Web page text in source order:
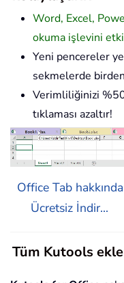
Word, Excel,
okuma işlevini
Yeni pencereler
sekmelerde
Verimliliğinizi
tıklaması azaltır!
Office Tab
Ücretsiz İndir...
Tüm Kutools